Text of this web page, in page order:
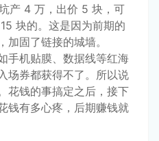
产 4 万，出价 5 块，可
块的。这是因为前期的
固了链接的城墙。
手机贴膜、数据线等红海
场券都获得不了。所以说
花钱的事搞定之后，接下
钱有多心疼，后期赚钱就